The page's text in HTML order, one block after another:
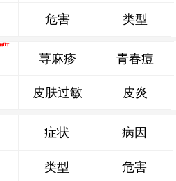
危害 类型
荨麻疹
皮肤过敏
青春痘
皮炎
症状 病因
类型 危害